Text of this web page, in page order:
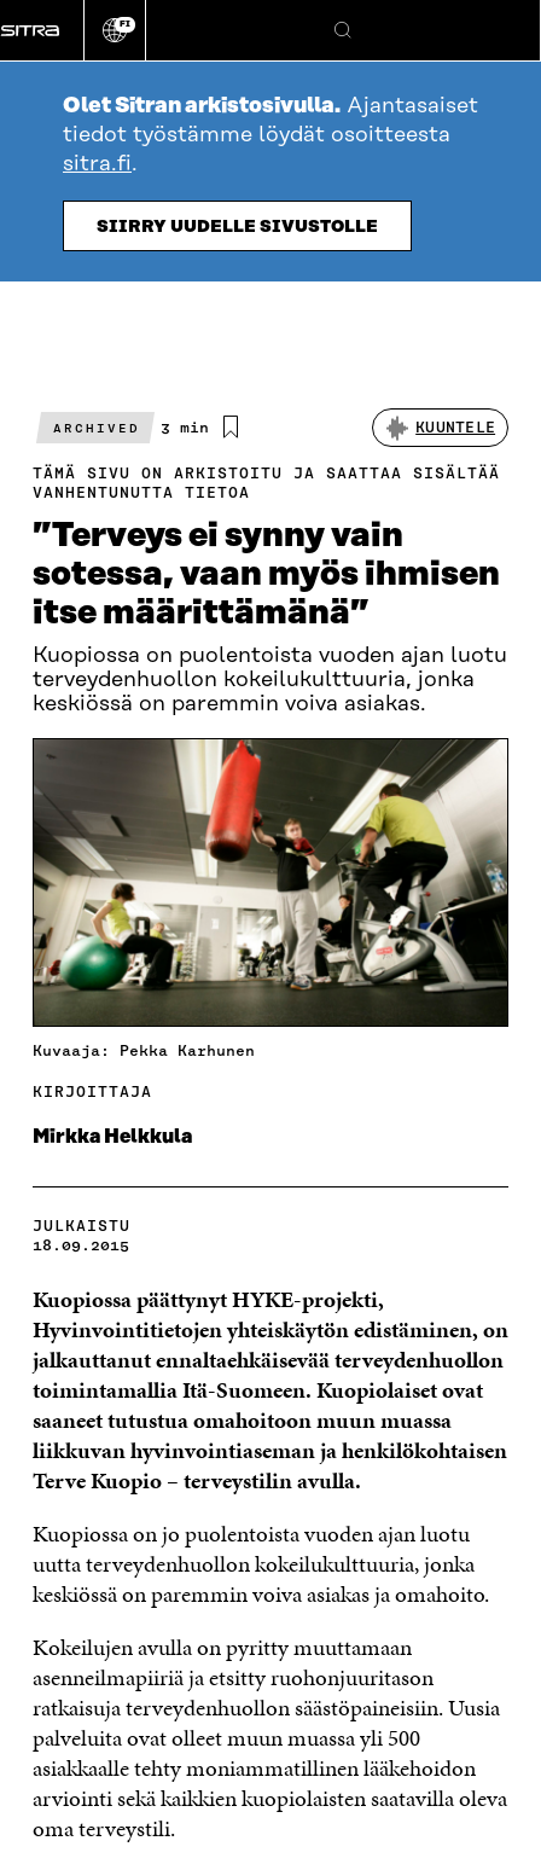
suoraan
sisältöön
Vaihda
kieli
FI
Hae
Olet Sitran arkistosivulla. Ajantasaiset
tiedot työstämme löydät osoitteesta
sitra.fi.
SIIRRY UUDELLE SIVUSTOLLE
ARCHIVED
Arvioitu
3 min KUUNTELE
TÄMÄ SIVU ON ARKISTOITU JA SAATTAA SISÄLTÄÄ
VANHENTUNUTTA TIETOA
”Terveys ei synny vain
sotessa, vaan myös ihmisen
itse määrittämänä”
Kuopiossa on puolentoista vuoden ajan luotu
terveydenhuollon kokeilukulttuuria, jonka
keskiössä on paremmin voiva asiakas.
Kuvaaja: Pekka Karhunen
KIRJOITTAJA
Mirkka Helkkula
JULKAISTU
18.09.2015
Kuopiossa päättynyt HYKE-projekti,
Hyvinvointitietojen yhteiskäytön edistäminen, on
jalkauttanut ennaltaehkäisevää terveydenhuollon
toimintamallia Itä-Suomeen. Kuopiolaiset ovat
saaneet tutustua omahoitoon muun muassa
liikkuvan hyvinvointiaseman ja henkilökohtaisen
Terve Kuopio – terveystilin avulla.
Kuopiossa on jo puolentoista vuoden ajan luotu
uutta terveydenhuollon kokeilukulttuuria, jonka
keskiössä on paremmin voiva asiakas ja omahoito.
Kokeilujen avulla on pyritty muuttamaan
asenneilmapiiriä ja etsitty ruohonjuuritason
ratkaisuja terveydenhuollon säästöpaineisiin. Uusia
palveluita ovat olleet muun muassa yli 500
asiakkaalle tehty moniammatillinen lääkehoidon
arviointi sekä kaikkien kuopiolaisten saatavilla oleva
oma terveystili.